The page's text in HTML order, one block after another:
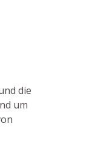
die
um